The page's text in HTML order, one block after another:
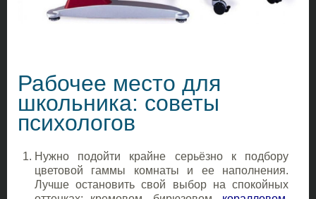
Рабочее место для
школьника: советы
психологов
Нужно подойти крайне серьёзно к подбору
цветовой гаммы комнаты и ее наполнения.
Лучше остановить свой выбор на спокойных